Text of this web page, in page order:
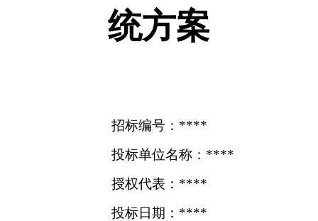
统方案
招标编号：****
投标单位名称：****
授权代表：****
投标日期：****